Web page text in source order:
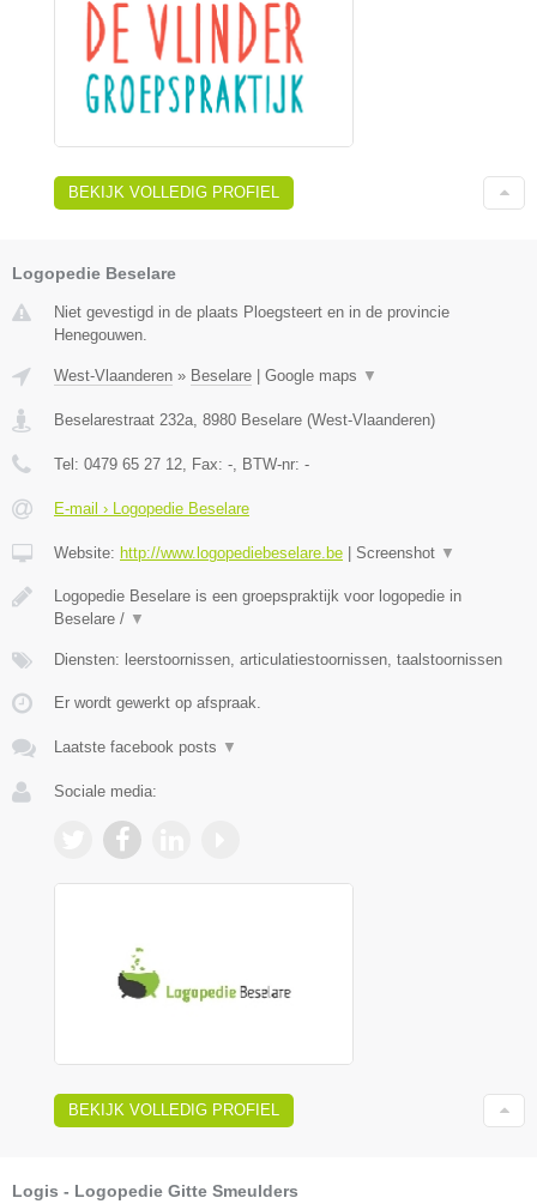
BEKIJK VOLLEDIG PROFIEL
Logopedie Beselare
Niet gevestigd in de plaats Ploegsteert en in de provincie
Henegouwen.
West-Vlaanderen » Beselare | Google maps ▼
Beselarestraat 232a 8980 Beselare (West-Vlaanderen)
Tel: 0479 65 27 12 , Fax: - , BTW-nr: -
E-mail › Logopedie Beselare
Website: http://www.logopediebeselare.be | Screenshot ▼
Logopedie Beselare is een groepspraktijk voor logopedie in
Beselare / ▼
Diensten: leerstoornissen, articulatiestoornissen, taalstoornissen
Er wordt gewerkt op afspraak.
Laatste facebook posts ▼
Sociale media:
BEKIJK VOLLEDIG PROFIEL
Logis - Logopedie Gitte Smeulders